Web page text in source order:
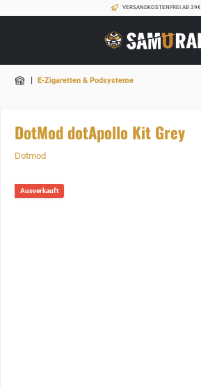
VERSANDKOSTENFREI AB 39€
| E-Zigaretten & Podsysteme
DotMod dotApollo Kit Grey
Dotmod
Ausverkauft